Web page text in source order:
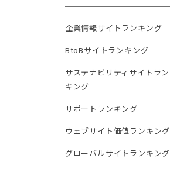
企業情報サイトランキング
BtoBサイトランキング
サステナビリティサイトラン
キング
サポートランキング
ウェブサイト価値ランキング
グローバルサイトランキング